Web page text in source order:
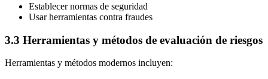
Establecer normas de seguridad
Usar herramientas contra fraudes
3.3 Herramientas y métodos de evaluación de riesgos
Herramientas y métodos modernos incluyen: